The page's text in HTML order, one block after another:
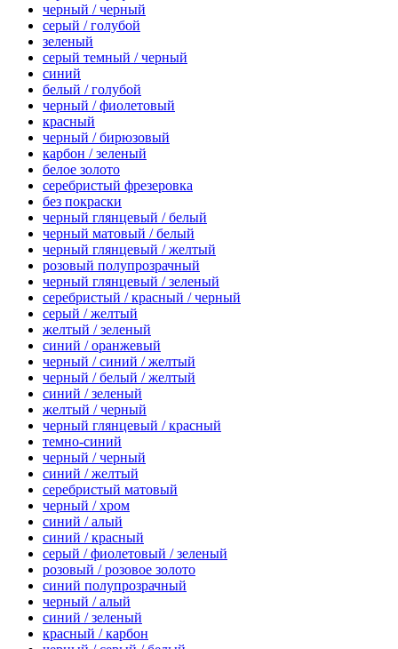
черный / черный
серый / голубой
зеленый
серый темный / черный
синий
белый / голубой
черный / фиолетовый
красный
черный / бирюзовый
карбон / зеленый
белое золото
серебристый фрезеровка
без покраски
черный глянцевый / белый
черный матовый / белый
черный глянцевый / желтый
розовый полупрозрачный
черный глянцевый / зеленый
серебристый / красный / черный
серый / желтый
желтый / зеленый
синий / оранжевый
черный / синий / желтый
черный / белый / желтый
синий / зеленый
желтый / черный
черный глянцевый / красный
темно-синий
черный / черный
синий / желтый
серебристый матовый
черный / хром
синий / алый
синий / красный
серый / фиолетовый / зеленый
розовый / розовое золото
синий полупрозрачный
черный / алый
синий / зеленый
красный / карбон